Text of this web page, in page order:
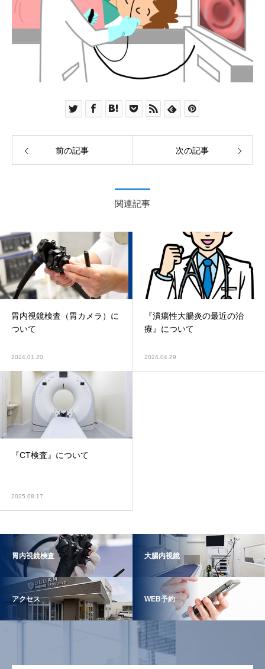
前の記事 次の記事
関連記事
胃内視鏡検査（胃カメラ）に
ついて
2024.01.20
『潰瘍性大腸炎の最近の治
療』について
2024.04.29
『CT検査』について
2025.08.17
胃内視鏡検査 大腸内視鏡
アクセス WEB予約